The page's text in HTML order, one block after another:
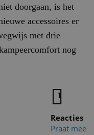
doorgaan, is het
accessoires er
met drie
nog
1
Reacties
Praat mee